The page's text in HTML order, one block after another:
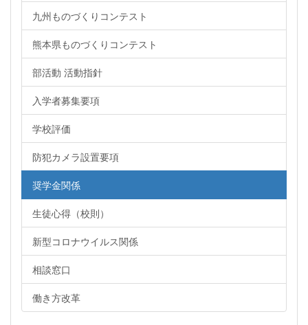
九州ものづくりコンテスト
熊本県ものづくりコンテスト
部活動 活動指針
入学者募集要項
学校評価
防犯カメラ設置要項
奨学金関係
生徒心得（校則）
新型コロナウイルス関係
相談窓口
働き方改革